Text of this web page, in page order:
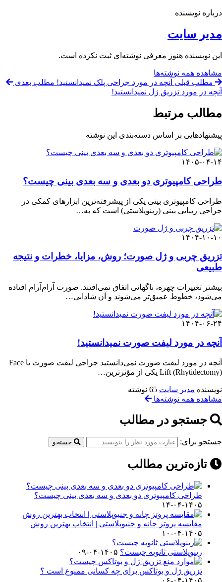
درباره نویسنده
مدیر سایت
این نویسنده هنوز معرفی نوشته‌ای ثبت نکرده است.
مشاهده همه نوشته‌ها
مطلب قبلی آنچه در مورد جراحی پلک نمیدانستید! مطلب بعدی
آنچه در مورد تزریق ژل نمیدانستید!
مطالب مرتبط
پیشنهادهایی بر اساس دسته‌بندی این نوشته
۱۴۰۵-۰۴-۱۴
طراحی کامپیوتری دو بعدی و سه بعدی بینی چیست؟
طراحی کامپیوتری بینی یکی از پیشرفته‌ترین ابزارهای کمکی در
جراحی زیبایی بینی (رینوپلاستی) است که به…
۱۴۰۴-۱۰-۱۰
تزریق چربی و ژل صورت؛ روش، مزایا، خطرات و نتیجه
طبیعی
بیشتر تغییرات چهره، ناگهانی اتفاق نمی‌افتند. صورت آرام‌آرام افتاده
می‌شود، خطوط عمیق‌تر می‌شوند و آن شادابی…
۱۴۰۴-۰۶-۲۴
آنچه در مورد لیفت صورت نمیدانستید!
آنچه در مورد لیفت صورت نمی‌دانستید جراحی لیفت صورت یا Face
Lift (Rhytidectomy) یکی از مؤثرترین…
نویسنده مدیر سایت 65 نوشته
مشاهده همه نوشته‌ها
جستجو در مطالب
جستجو برای: جستجو
تازه‌ترین مطالب
طراحی کامپیوتری دو بعدی و سه بعدی بینی چیست؟
۱۴۰۵-۰۴-۱۴
مقایسه پروتز چانه و جنیوپلاستی | انتخاب بهترین روش
۱۴۰۵-۰۴-۱۰
رینوپلاستی ثانویه چیست؟ ۱۴۰۵-۰۴-۰۹
تزریق ژل و بوتاکس برای چه کسانی ممنوع است ؟